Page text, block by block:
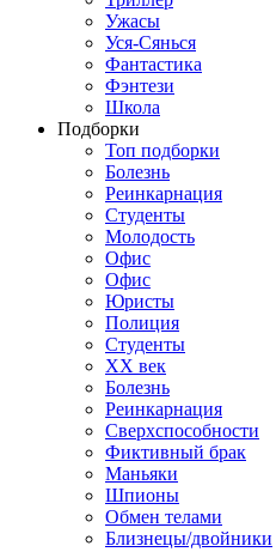
Ужасы
Уся-Сянься
Фантастика
Фэнтези
Школа
Подборки
Топ подборки
Болезнь
Реинкарнация
Студенты
Молодость
Офис
Офис
Юристы
Полиция
Студенты
ХХ век
Болезнь
Реинкарнация
Сверхспособности
Фиктивный брак
Маньяки
Шпионы
Обмен телами
Близнецы/двойники